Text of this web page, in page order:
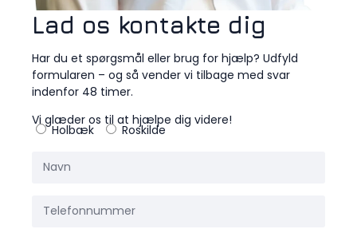
Lad os kontakte dig
Har du et spørgsmål eller brug for hjælp? Udfyld
formularen – og så vender vi tilbage med svar
indenfor 48 timer.
Vi glæder os til at hjælpe dig videre!
Holbæk Roskilde